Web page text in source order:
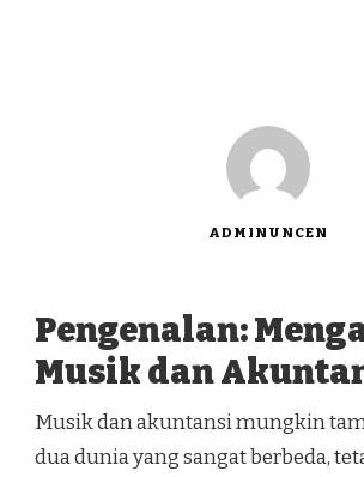
ADMINUNCEN
Pengenalan:
Musik dan
Musik dan akuntansi mungkin
dua dunia yang sangat berbeda,